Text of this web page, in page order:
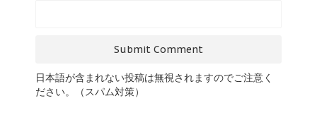
日本語が含まれない投稿は無視されますのでご注意く
ださい。（スパム対策）